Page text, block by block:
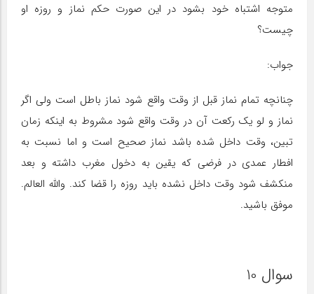
متوجه اشتباه خود بشود در این صورت حکم نماز و روزه او
چیست؟
جواب:
چنانچه تمام نماز قبل از وقت واقع شود نماز باطل است ولی اگر
نماز و لو یک رکعت آن در وقت واقع شود مشروط به اینکه زمان
تبین، وقت داخل شده باشد نماز صحیح است و اما نسبت به
افطار عمدی در فرضی که یقین به دخول مغرب داشته و بعد
منکشف شود وقت داخل نشده باید روزه را قضا کند. والله العالم.
موفق باشید.
سوال 10